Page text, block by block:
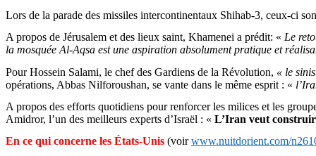
Lors de la parade des missiles intercontinentaux Shihab-3, ceux-ci
A propos de Jérusalem et des lieux saint, Khamenei a prédit: « Le
la mosquée Al-Aqsa est une aspiration absolument pratique et
Pour Hossein Salami, le chef des Gardiens de la Révolution, « le
opérations, Abbas Nilforoushan, se vante dans le même esprit : «
A propos des efforts quotidiens pour renforcer les milices et les
Amidror, l’un des meilleurs experts d’Israël : « L’Iran veut
En ce qui concerne les États-Unis (voirwww.nuitdorient.com/